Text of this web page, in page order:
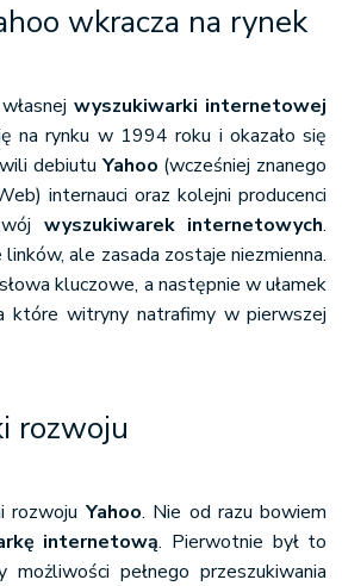
wkracza na rynek
wyszukiwarki internetowej
na rynku w 1994 roku i okazało się
debiutu Yahoo (wcześniej znanego
internauci oraz kolejni producenci
wyszukiwarek internetowych.
ale zasada zostaje niezmienna.
kluczowe, a następnie w ułamek
które witryny natrafimy w pierwszej
rozwoju
rozwoju Yahoo. Nie od razu bowiem
internetową. Pierwotnie był to
pełnego przeszukiwania